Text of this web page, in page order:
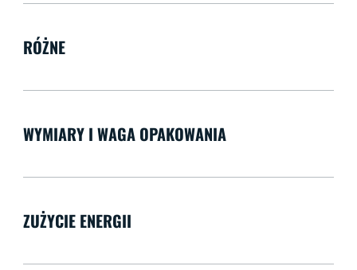
RÓŻNE
WYMIARY I WAGA OPAKOWANIA
ZUŻYCIE ENERGII